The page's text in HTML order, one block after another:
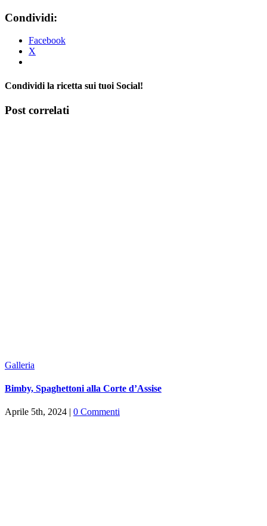
Condividi:
Facebook
X
Condividi la ricetta sui tuoi Social!
Facebook
X
Tumblr
Pinterest
Post correlati
Galleria
Bimby, Spaghettoni alla Corte d’Assise
Aprile 5th, 2024 0 Commenti